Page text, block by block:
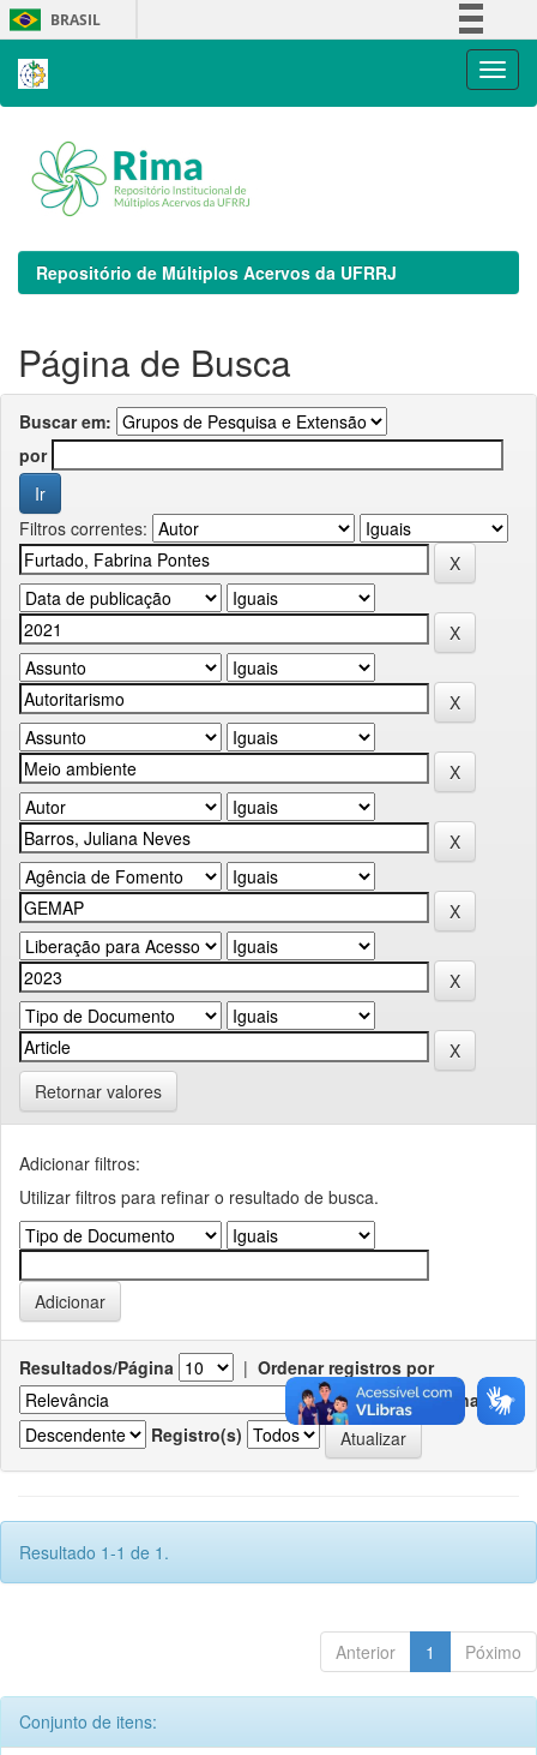
Skip
navigation
BRASIL
Repositório de Múltiplos Acervos da UFRRJ
Página de Busca
Buscar em:
por
Filtros correntes:
Retornar valores
Adicionar filtros:
Utilizar filtros para refinar o resultado de busca.
Resultados/Página | Ordenar registros por
Ordenar
Registro(s)
Resultado 1-1 de 1.
Anterior 1 Póximo
Conjunto de itens: